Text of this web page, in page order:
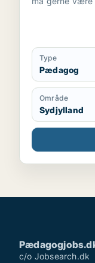
Type
Pædagog
Område
Sydjylland
c/o Jobsearch.dk